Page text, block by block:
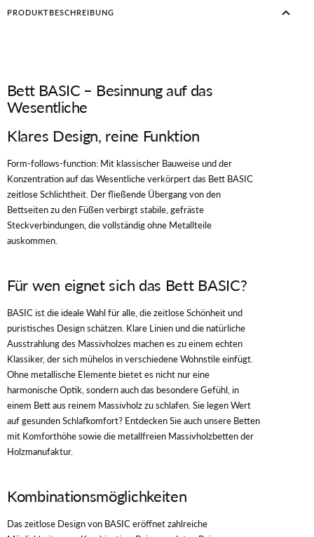
PRODUKTBESCHREIBUNG
Bett BASIC – Besinnung auf das
Wesentliche
Klares Design, reine Funktion
Form-follows-function: Mit klassischer Bauweise und der
Konzentration auf das Wesentliche verkörpert das Bett BASIC
zeitlose Schlichtheit. Der fließende Übergang von den
Bettseiten zu den Füßen verbirgt stabile, gefräste
Steckverbindungen, die vollständig ohne Metallteile
auskommen.
Für wen eignet sich das Bett BASIC?
BASIC ist die ideale Wahl für alle, die zeitlose Schönheit und
puristisches Design schätzen. Klare Linien und die natürliche
Ausstrahlung des Massivholzes machen es zu einem echten
Klassiker, der sich mühelos in verschiedene Wohnstile einfügt.
Ohne metallische Elemente bietet es nicht nur eine
harmonische Optik, sondern auch das besondere Gefühl, in
einem Bett aus reinem Massivholz zu schlafen. Sie legen Wert
auf gesunden Schlafkomfort? Entdecken Sie auch unsere Betten
mit Komforthöhe sowie die metallfreien Massivholzbetten der
Holzmanufaktur.
Kombinationsmöglichkeiten
Das zeitlose Design von BASIC eröffnet zahlreiche